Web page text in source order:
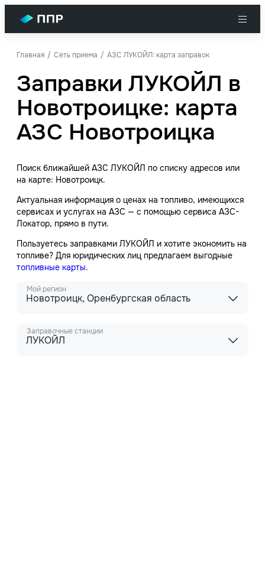
Главная Сеть приема АЗС ЛУКОЙЛ: карта заправок
Заправки ЛУКОЙЛ в
Новотроицке: карта
АЗС Новотроицка
Поиск ближайшей АЗС ЛУКОЙЛ по списку адресов или
на карте: Новотроицк.
Актуальная информация о ценах на топливо, имеющихся
сервисах и услугах на АЗС — с помощью сервиса АЗС-
Локатор, прямо в пути.
Пользуетесь заправками ЛУКОЙЛ и хотите экономить на
топливе? Для юридических лиц предлагаем выгодные
топливные карты.
Мой регион
Новотроицк, Оренбургская область
Заправочные станции
ЛУКОЙЛ